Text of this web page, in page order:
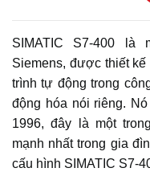
SIMATIC S7-400 là
Siemens, được thiết
trình tự động trong
động hóa nói riêng.
1996, đây là một
mạnh nhất trong gia
cấu hình SIMATIC S7-